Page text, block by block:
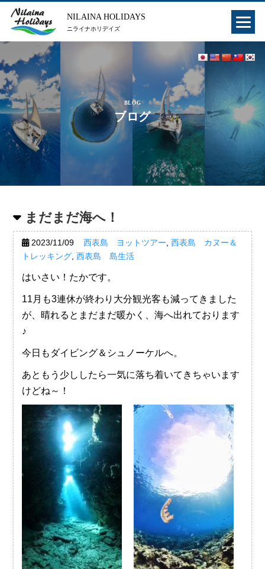
NILAINA HOLIDAYS
ニライナホリデイズ
BLOG
ブログ
まだまだ海へ！
2023/11/09 西表島 ヨットツアー 西表島 カヌー＆
トレッキング, 西表島 島生活
はいさい！たかです。
11月も3連休が終わり大分観光客も減ってきました
が、晴れるとまだまだ暖かく、海へ出れております
♪
今日もダイビング＆シュノーケルへ。
あともう少ししたら一気に落ち着いてきちゃいます
けどね～！